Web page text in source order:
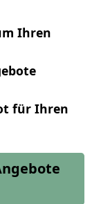
Ihren
für Ihren